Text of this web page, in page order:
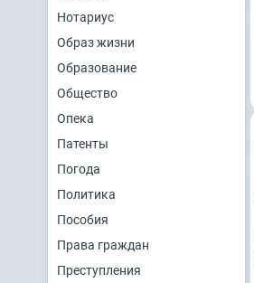
Нотариус
Образ жизни
Образование
Общество
Опека
Патенты
Погода
Политика
Пособия
Права граждан
Преступления